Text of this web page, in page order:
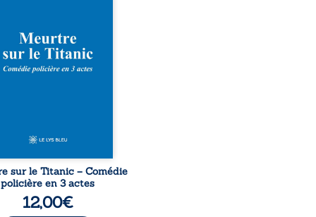
de l’Atlantique.
décennies plus tard, la
de l’épave fait
un secret que l’on
sur le Titanic – Comédie
policière en 3 actes
12,00€